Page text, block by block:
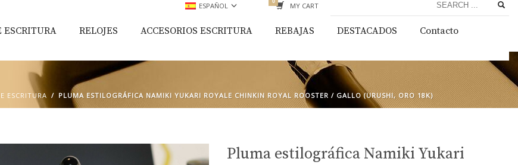
ESPAÑOL MY CART
ESCRITURA RELOJES ACCESORIOS ESCRITURA REBAJAS DESTACADOS
Contacto
ESCRITURA PLUMA ESTILOGRÁFICA NAMIKI YUKARI ROYALE CHINKIN ROYAL ROOSTER / GALLO (URUSHI, ORO 18K)
Pluma estilográfica Namiki Yukari